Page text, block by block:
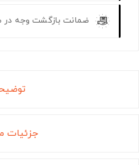
ضمانت بازگشت وجه
جزئیات